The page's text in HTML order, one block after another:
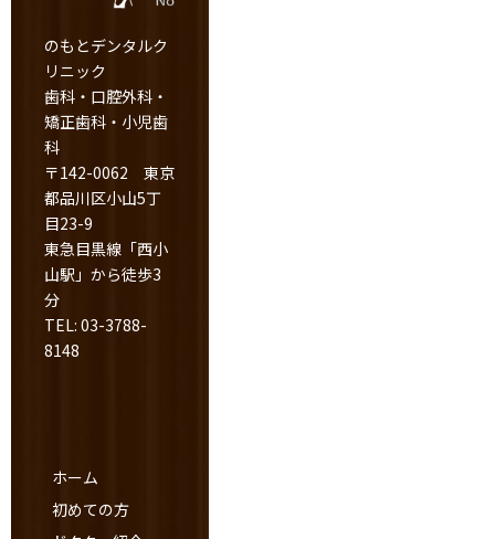
のもとデンタルク
リニック
歯科・口腔外科・
矯正歯科・小児歯
科
〒142-0062 東京
都品川区小山5丁
目23-9
東急目黒線「西小
山駅」から徒歩3
分
TEL: 03-3788-
8148
ホーム
初めての方